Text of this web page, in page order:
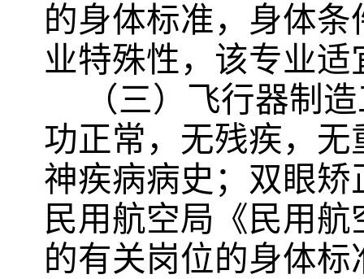
的身体标准，身体
业特殊性，该专业适
（三）飞行器制
功正常，无残疾，
神疾病病史；双眼矫
民用航空局《民用
的有关岗位的身体